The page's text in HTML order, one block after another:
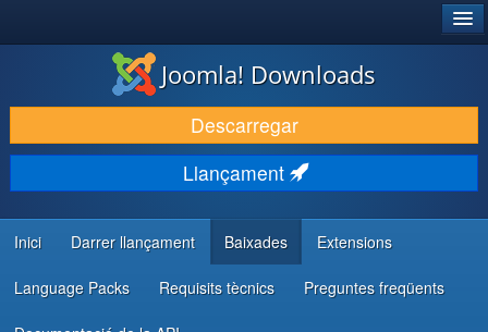
DESCARREGA & AMPLIA
DESCOBRIR & APRENDRE
COMUNITAT & SUPORT
RECURSOS PER DESENVOLUPADORS/ES
Joomla! Downloads
Descarregar
Llançament
Inici Darrer llançament Baixades Extensions
Language Packs Requisits tècnics Preguntes freqüents